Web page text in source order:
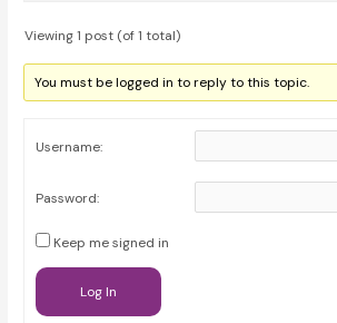
Viewing 1 post (of 1 total)
You must be logged in to reply to this topic.
Username:
Password:
Keep me signed in
Log In